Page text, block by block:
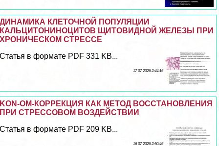
ДИНАМИКА КЛЕТОЧНОЙ ПОПУЛЯЦИИ
КАЛЬЦИТОНИНОЦИТОВ ЩИТОВИДНОЙ ЖЕЛЕЗЫ ПРИ
ХРОНИЧЕСКОМ СТРЕССЕ
Статья в формате PDF 331 KB...
17 07 2026 2:44:16
KON-OM-КОРРЕКЦИЯ КАК МЕТОД ВОССТАНОВЛЕНИЯ
ПРИ СТРЕССОВОМ ВОЗДЕЙСТВИИ
Статья в формате PDF 209 KB...
16 07 2026 2:50:46